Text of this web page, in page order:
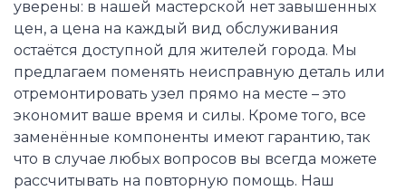
уверены: в нашей мастерской нет завышенных
цен, а цена на каждый вид обслуживания
остаётся доступной для жителей города. Мы
предлагаем поменять неисправную деталь или
отремонтировать узел прямо на месте – это
экономит ваше время и силы. Кроме того, все
заменённые компоненты имеют гарантию, так
что в случае любых вопросов вы всегда можете
рассчитывать на повторную помощь. Наш